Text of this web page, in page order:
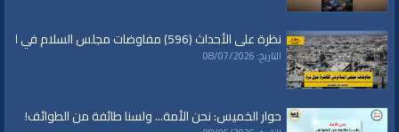
قناة الواقية: انحياز إلى مبدأ الأمة
الفئات:
خطب ودروس
خطب ودروس»خطب جمعة
نظرة على الأحداث (596) مفاوضات مجلس السلام في القاهرة حول غزة
التاريخ: 08/07/2026
حوار الخميس: نحن الأمة... ولسنا طائفة من الطوائف!